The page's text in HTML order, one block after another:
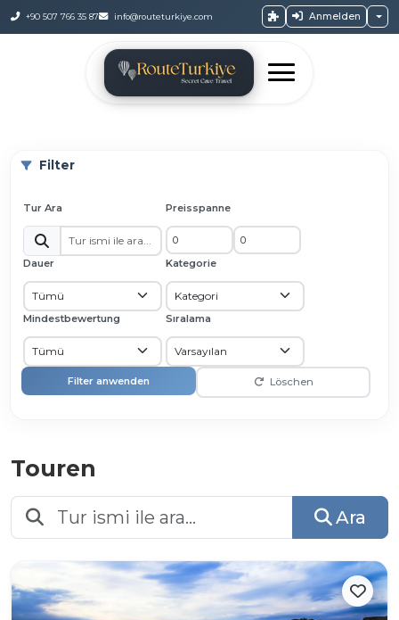
+90 507 766 35 87 info@routeturkiye.com Anmelden
Filter
Tur Ara Preisspanne
Dauer Kategorie
Mindestbewertung Sıralama
Filter anwenden Löschen
Touren
Ara